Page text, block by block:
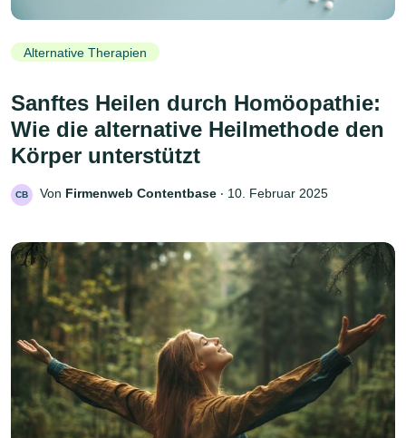
Alternative Therapien
Sanftes Heilen durch Homöopathie:
Wie die alternative Heilmethode den
Körper unterstützt
CB Von Firmenweb Contentbase ‧ 10. Februar 2025